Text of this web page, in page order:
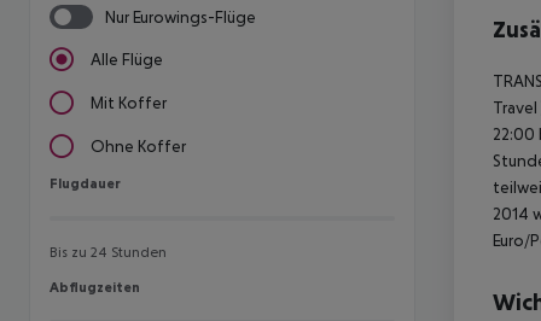
Nur Eurowings-Flüge
Alle Flüge
Mit Koffer
Ohne Koffer
Flugdauer
Flugdauer
Bis zu 24 Stunden
Abflugzeiten
Abflugzeiten
22:00
2014
Euro/